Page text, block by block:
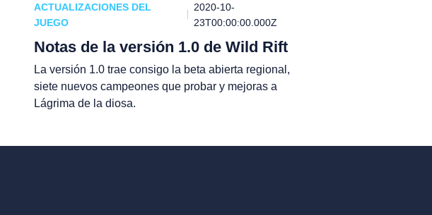
ACTUALIZACIONES DEL
JUEGO
2020-10-
23T00:00:00.000Z
Notas de la versión 1.0 de Wild Rift
La versión 1.0 trae consigo la beta abierta regional,
siete nuevos campeones que probar y mejoras a
Lágrima de la diosa.